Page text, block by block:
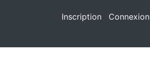
Inscription Connexion